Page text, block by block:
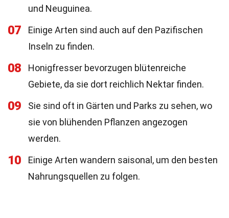
und Neuguinea.
07
Einige Arten sind auch auf den Pazifischen
Inseln zu finden.
08
Honigfresser bevorzugen blütenreiche
Gebiete, da sie dort reichlich Nektar finden.
09
Sie sind oft in Gärten und Parks zu sehen, wo
sie von blühenden Pflanzen angezogen
werden.
10
Einige Arten wandern saisonal, um den besten
Nahrungsquellen zu folgen.